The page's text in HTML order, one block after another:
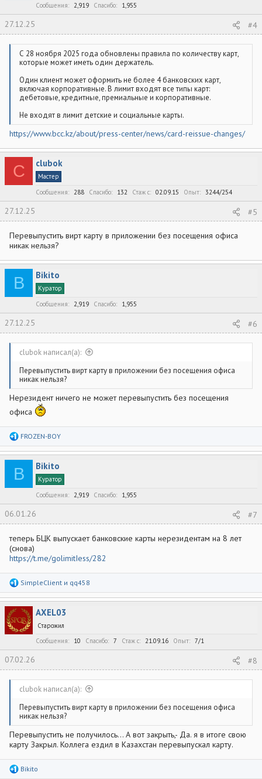
Сообщения
2,919 Спасибо 1,955
27.12.25 #4
С 28 ноября 2025 года обновлены правила по количеству карт,
которые может иметь один держатель.
Один клиент может оформить не более 4 банковских карт,
включая корпоративные. В лимит входят все типы карт:
дебетовые, кредитные, премиальные и корпоративные.
Не входят в лимит детские и социальные карты.
https://www.bcc.kz/about/press-center/news/card-reissue-changes/
C clubok
Мастер
Сообщения
288 Спасибо 132 Стаж c 02.09.15 Опыт 3244/254
27.12.25 #5
Перевыпустить вирт карту в приложении без посещения офиса
никак нельзя?
B Bikito
Куратор
Сообщения
2,919 Спасибо 1,955
27.12.25 #6
clubok написал(а):
Перевыпустить вирт карту в приложении без посещения офиса
никак нельзя?
Нерезидент ничего не может перевыпустить без посещения
офиса
Р
а
к
ц
и
FROZEN-BOY
B Bikito
Куратор
Сообщения
2,919 Спасибо 1,955
06.01.26 #7
теперь БЦК выпускает банковские карты нерезидентам на 8 лет
(снова)
https://t.me/golimitIess/282
Р
а
к
ц
и
и
SimpleClient и qq458
AXEL03
Старожил
Сообщения
10 Спасибо 7 Стаж c 21.09.16 Опыт 7/1
07.02.26 #8
clubok написал(а):
Перевыпустить вирт карту в приложении без посещения офиса
никак нельзя?
Перевыпустить не получилось... А вот закрыть,- Да. я в итоге свою
карту Закрыл. Коллега ездил в Казахстан перевыпускал карту.
Р
Bikito